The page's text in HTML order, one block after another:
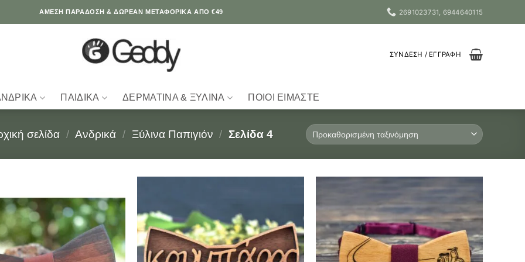
ΆΜΕΣΗ ΠΑΡΑΔΟΣΗ & ΔΩΡΕΑΝ ΜΕΤΑΦΟΡΙΚΑ ΑΠΟ €49 2691023731, 6944640115
ΣΎΝΔΕΣΗ / ΕΓΓΡΑΦΉ
ΠΑΙΔΙΚΆ ΔΕΡΜΆΤΙΝΑ & ΞΎΛΙΝΑ ΠΟΙΟΙ ΕΊΜΑΣΤΕ
σελίδα / Ανδρικά / Ξύλινα Παπιγιόν / Σελίδα 4